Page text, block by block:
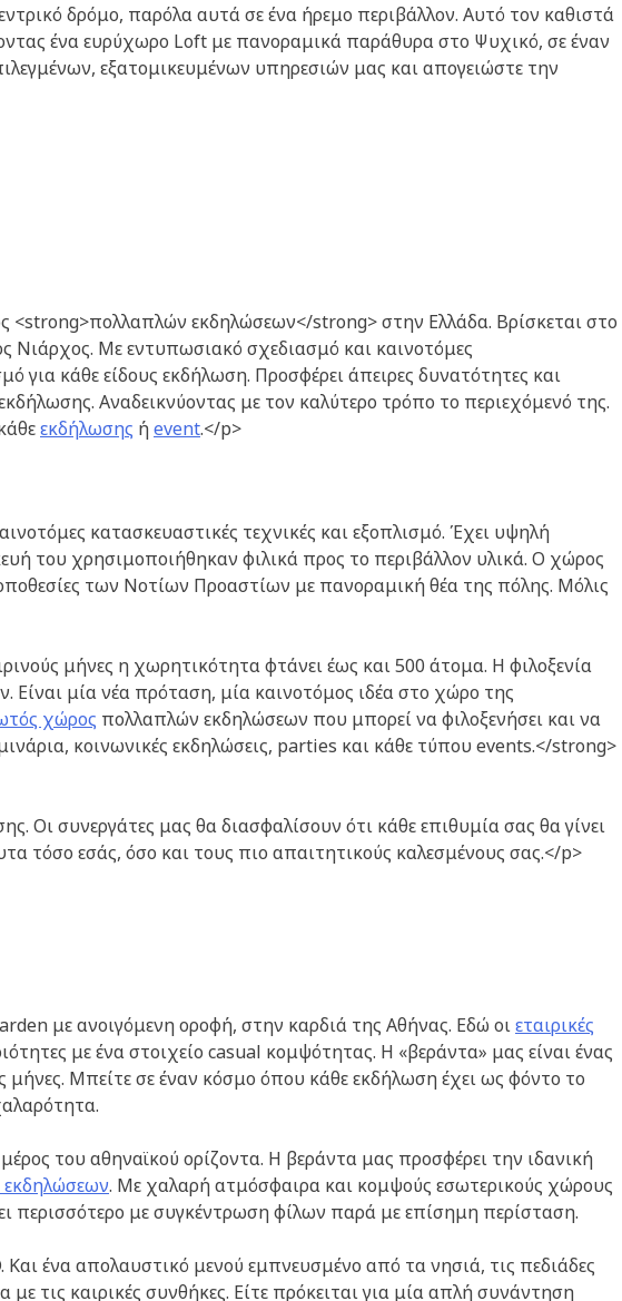
δρόμο, παρόλα αυτά σε ένα ήρεμο περιβάλλον. Αυτό τον καθιστά
ένα ευρύχωρο Loft με πανοραμικά παράθυρα στο Ψυχικό, σε έναν
εξατομικευμένων υπηρεσιών μας και απογειώστε την
<strong>πολλαπλών εκδηλώσεων</strong> στην Ελλάδα. Βρίσκεται στο
Νιάρχος. Με εντυπωσιακό σχεδιασμό και καινοτόμες
για κάθε είδους εκδήλωση. Προσφέρει άπειρες δυνατότητες και
Αναδεικνύοντας με τον καλύτερο τρόπο το περιεχόμενό της.
εκδήλωσης ήevent.</p>
κατασκευαστικές τεχνικές και εξοπλισμό. Έχει υψηλή
του χρησιμοποιήθηκαν φιλικά προς το περιβάλλον υλικά. Ο χώρος
των Νοτίων Προαστίων με πανοραμική θέα της πόλης. Μόλις
μήνες η χωρητικότητα φτάνει έως και 500 άτομα. Η φιλοξενία
μία νέα πρόταση, μία καινοτόμος ιδέα στο χώρο της
χώρος πολλαπλών εκδηλώσεων που μπορεί να φιλοξενήσει και να
κοινωνικές εκδηλώσεις, parties και κάθε τύπου events.</strong>
Οι συνεργάτες μας θα διασφαλίσουν ότι κάθε επιθυμία σας θα γίνει
τόσο εσάς, όσο και τους πιο απαιτητικούς καλεσμένους σας.</p>
με ανοιγόμενη οροφή, στην καρδιά της Αθήνας. Εδώ οιεταιρικές
με ένα στοιχείο casual κομψότητας. Η «βεράντα» μας είναι ένας
μήνες. Μπείτε σε έναν κόσμο όπου κάθε εκδήλωση έχει ως φόντο το
του αθηναϊκού ορίζοντα. Η βεράντα μας προσφέρει την ιδανική
εκδηλώσεων. Με χαλαρή ατμόσφαιρα και κομψούς εσωτερικούς χώρους
περισσότερο με συγκέντρωση φίλων παρά με επίσημη περίσταση.
ένα απολαυστικό μενού εμπνευσμένο από τα νησιά, τις πεδιάδες
τις καιρικές συνθήκες. Είτε πρόκειται για μία απλή συνάντηση